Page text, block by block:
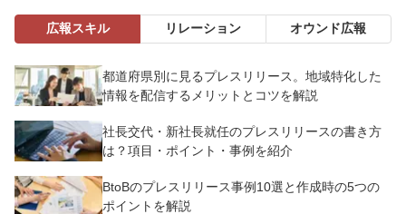
広報スキル リレーション オウンド広報
都道府県別に見るプレスリリース。地域特化した
情報を配信するメリットとコツを解説
社長交代・新社長就任のプレスリリースの書き方
は？項目・ポイント・事例を紹介
BtoBのプレスリリース事例10選と作成時の5つの
ポイントを解説